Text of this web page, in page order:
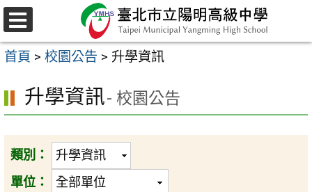
跳
至
主
內
容
區
選
單
首頁 > 校園公告 > 升學資訊
升學資訊- 校園公告
類別：
單位：